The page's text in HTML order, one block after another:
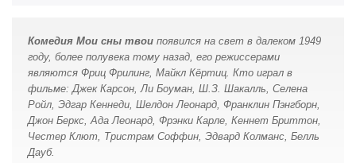
Выше среднего, значит:
6 из 10
21 сентября 2017
что здесь он стал более банален, а лёгкость, весёлость и
яркость «Романа в открытом море» куда-то исчезла.
Актёры в фильме работают более или менее нормально. Джек
Карсон в фильме стоит первым в титрах, и здесь он играет
более ярко, чем в предыдущем фильме. Дорис Дэй, как
обычно, очаровательна. О голосе говорить, думаю, не стоит.
Здесь, её имя указано в титрах уже вторым.
Между прочим, в период 1948—1949 годов, Джеку Карсону и
Комедия Мои сны твои появился на свет в далеком 1949
году, более полувека тому назад, его режиссерами
являются Фриц Фрилинг, Майкл Кёртиц. Кто играл в
фильме: Джек Карсон, Ли Боуман, Ш.З. Шакалль, Селена
Ройл, Эдгар Кеннеди, Шелдон Леонард, Франклин Пэнгборн,
Джон Беркс, Ада Леонард, Фрэнки Карле, Кеннет Бриттон,
Честер Клют, Тристрам Соффин, Эдвард Колманс, Белль
Дауб.